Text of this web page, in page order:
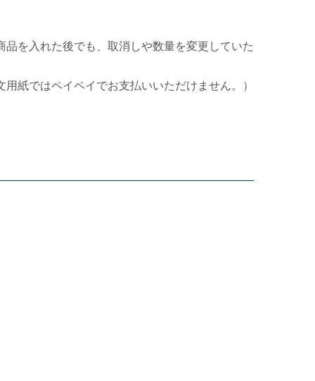
を入れた後でも、取消しや数量を変更していた
紙ではペイペイでお支払いいただけません。）